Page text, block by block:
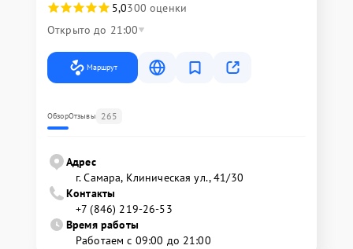
5,0300 оценки
Открыто до 21:00
Маршрут
ОбзорОтзывы 265
Адрес
г. Самара, Клиническая ул., 41/30
Контакты
+7 (846) 219-26-53
Время работы
Работаем с 09:00 до 21:00